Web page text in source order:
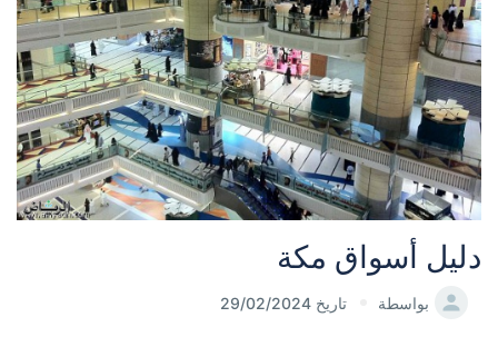
دليل أسواق مكة
بواسطة تاريخ 29/02/2024